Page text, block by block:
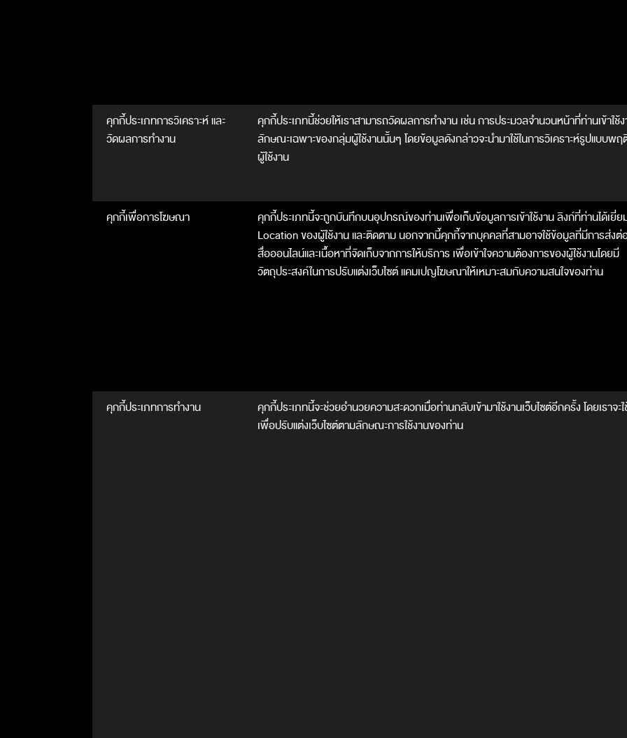
คุกกี้ประเภทการวิเคราะห์ และ
วัดผลการทำงาน
คุกกี้ประเภทนี้ช่วยให้เราสามารถวัดผลการทำงาน เช่น การประมวลจำนวนหน้าที่ท่านเข้าใช้
ลักษณะเฉพาะของกลุ่มผู้ใช้งานนั้นๆ โดยข้อมูลดังกล่าวจะนำมาใช้ในการวิเคราะห์รูปแบบพ
ผู้ใช้งาน
คุกกี้เพื่อการโฆษณา
คุกกี้ประเภทนี้จะถูกบันทึกบนอุปกรณ์ของท่านเพื่อเก็บข้อมูลการเข้าใช้งาน ลิงก์ที่ท่านได้เยี่
Location ของผู้ใช้งาน และติดตาม นอกจากนี้คุกกี้จากบุคคลที่สามอาจใช้ข้อมูลที่มีการส่งต่
สื่อออนไลน์และเนื้อหาที่จัดเก็บจากการให้บริการ เพื่อเข้าใจความต้องการของผู้ใช้งานโดยมี
วัตถุประสงค์ในการปรับแต่งเว็บไซต์ แคมเปญโฆษณาให้เหมาะสมกับความสนใจของท่าน
คุกกี้ประเภทการทำงาน
คุกกี้ประเภทนี้จะช่วยอำนวยความสะดวกเมื่อท่านกลับเข้ามาใช้งานเว็บไซต์อีกครั้ง โดยเราจะ
เพื่อปรับแต่งเว็บไซต์ตามลักษณะการใช้งานของท่าน